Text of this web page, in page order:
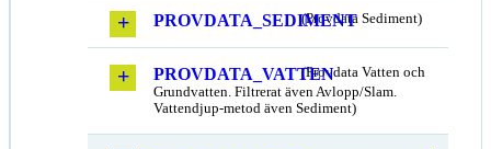
PROVDATA_SEDIMENT(Provdata Sediment)
PROVDATA_VATTEN(Provdata Vatten och
Grundvatten. Filtrerat även Avlopp/Slam.
Vattendjup-metod även Sediment)